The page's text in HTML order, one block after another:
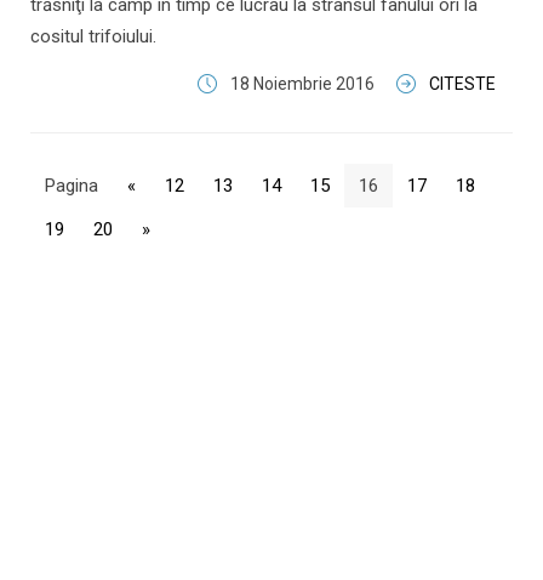
trăsniţi la câmp în timp ce lucrau la strânsul fânului ori la
cositul trifoiului.
18 Noiembrie 2016 CITESTE
Pagina « 12 13 14 15 16 17
18
19
20 »